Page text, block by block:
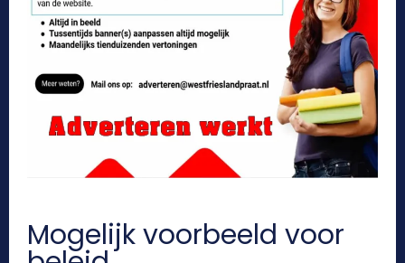
Mogelijk voorbeeld voor